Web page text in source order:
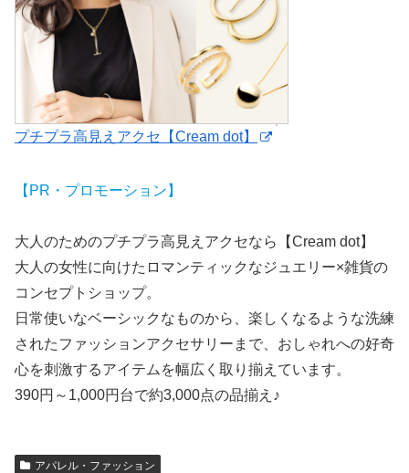
プチプラ高見えアクセ【Cream dot】
【PR・プロモーション】
大人のためのプチプラ高見えアクセなら【Cream dot】
大人の女性に向けたロマンティックなジュエリー×雑貨の
コンセプトショップ。
日常使いなベーシックなものから、楽しくなるような洗練
されたファッションアクセサリーまで、おしゃれへの好奇
心を刺激するアイテムを幅広く取り揃えています。
390円～1,000円台で約3,000点の品揃え♪
アパレル・ファッション